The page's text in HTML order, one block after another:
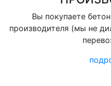
Вы покупаете
производителя (мы не